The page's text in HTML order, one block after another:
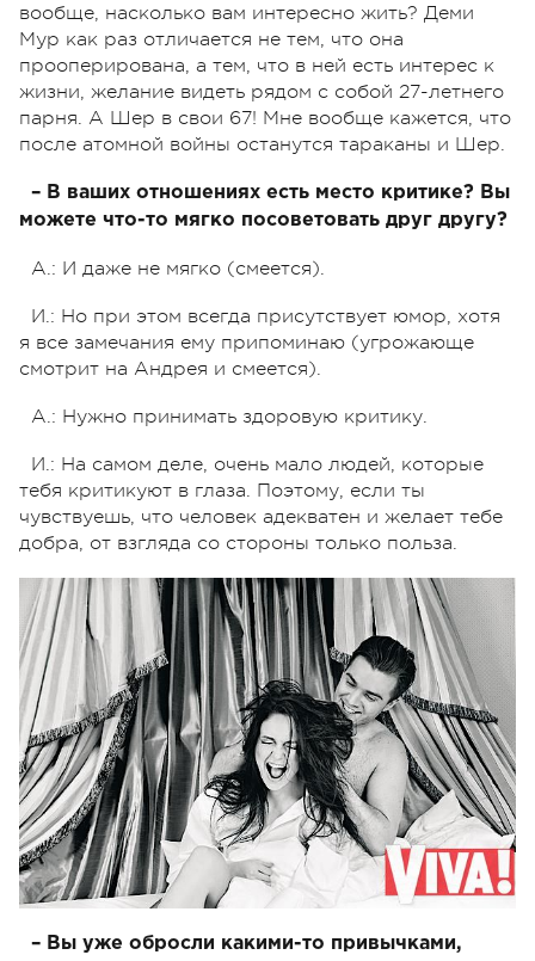
вообще, насколько вам интересно жить? Деми
Мур как раз отличается не тем, что она
прооперирована, а тем, что в ней есть интерес к
жизни, желание видеть рядом с собой 27-летнего
парня. А Шер в свои 67! Мне вообще кажется, что
после атомной войны останутся тараканы и Шер.
– В ваших отношениях есть место критике? Вы
можете что-то мягко посоветовать друг другу?
А.: И даже не мягко (смеется).
И.: Но при этом всегда присутствует юмор, хотя
я все замечания ему припоминаю (угрожающе
смотрит на Андрея и смеется).
А.: Нужно принимать здоровую критику.
И.: На самом деле, очень мало людей, которые
тебя критикуют в глаза. Поэтому, если ты
чувствуешь, что человек адекватен и желает тебе
добра, от взгляда со стороны только польза.
– Вы уже обросли какими-то привычками,